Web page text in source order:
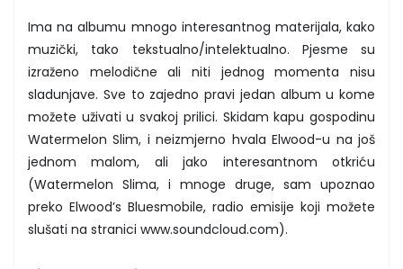
Ima na albumu mnogo interesantnog materijala, kako
muzički, tako tekstualno/intelektualno. Pjesme su
izraženo melodične ali niti jednog momenta nisu
sladunjave. Sve to zajedno pravi jedan album u kome
možete uživati u svakoj prilici. Skidam kapu gospodinu
Watermelon Slim, i neizmjerno hvala Elwood-u na još
jednom malom, ali jako interesantnom otkriću
(Watermelon Slima, i mnoge druge, sam upoznao
preko Elwood’s Bluesmobile, radio emisije koji možete
slušati na stranici www.soundcloud.com).